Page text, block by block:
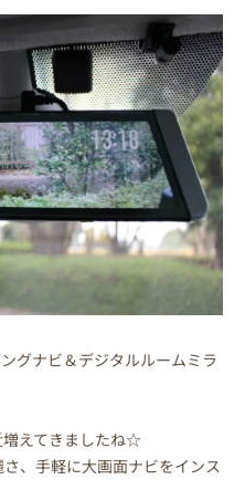
グナビ＆デジタルルームミラ
増えてきましたね☆
、手軽に大画面ナビをインス